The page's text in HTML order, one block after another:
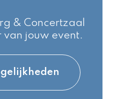
& Concertzaal
van jouw event.